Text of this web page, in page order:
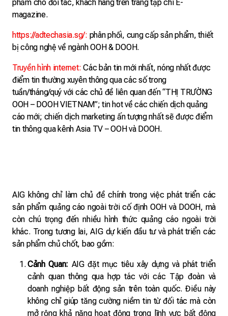
phẩm cho đối tác, khách hàng trên trang tạp chí E-
magazine.
https://adtechasia.sg/: phân phối, cung cấp sản phẩm, thiết
bị công nghệ về ngành OOH & DOOH.
Truyền hình internet: Các bản tin mới nhất, nóng nhất được
điểm tin thường xuyên thông qua các số trong
tuần/tháng/quý với các chủ đề liên quan đến “THỊ TRƯỜNG
OOH – DOOH VIETNAM”; tin hot về các chiến dịch quảng
cáo mới; chiến dịch marketing ấn tượng nhất sẽ được điểm
tin thông qua kênh Asia TV – OOH và DOOH.
AIG không chỉ làm chủ đề chính trong việc phát triển các
sản phẩm quảng cáo ngoài trời cố định OOH và DOOH, mà
còn chú trọng đến nhiều hình thức quảng cáo ngoài trời
khác. Trong tương lai, AIG dự kiến đầu tư và phát triển các
sản phẩm chủ chốt, bao gồm:
Cảnh Quan: AIG đặt mục tiêu xây dựng và phát triển
cảnh quan thông qua hợp tác với các Tập đoàn và
doanh nghiệp bất động sản trên toàn quốc. Điều này
không chỉ giúp tăng cường niềm tin từ đối tác mà còn
mở rộng khả năng hoạt động trong lĩnh vực bất động